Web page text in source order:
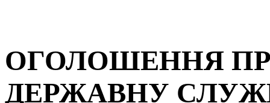
ОГОЛОШЕННЯ
ДЕРЖАВНУ